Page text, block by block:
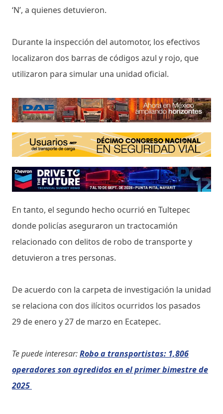
‘N’, a quienes detuvieron.
Durante la inspección del automotor, los efectivos
localizaron dos barras de códigos azul y rojo, que
utilizaron para simular una unidad oficial.
En tanto, el segundo hecho ocurrió en Tultepec
donde policías aseguraron un tractocamión
relacionado con delitos de robo de transporte y
detuvieron a tres personas.
De acuerdo con la carpeta de investigación la unidad
se relaciona con dos ilícitos ocurridos los pasados
29 de enero y 27 de marzo en Ecatepec.
Te puede interesar:Robo a transportistas: 1,806
operadores son agredidos en el primer bimestre de
2025